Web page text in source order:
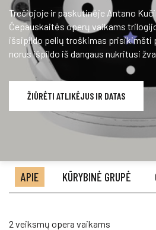
Trečiojoje ir paskutinėje Antano
Čepauskaitės operų vaikams
išsipildo pelių troškimas prisikimšti
norus išpildo iš dangaus nukritusi
ŽIŪRĖTI ATLIKĖJUS IR DATAS
APIE KŪRYBINĖ GRUPĖ
2 veiksmų opera vaikams